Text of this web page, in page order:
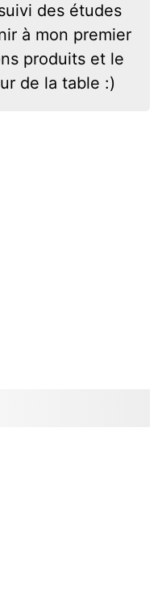
des études
à mon premier
produits et le
de la table :)